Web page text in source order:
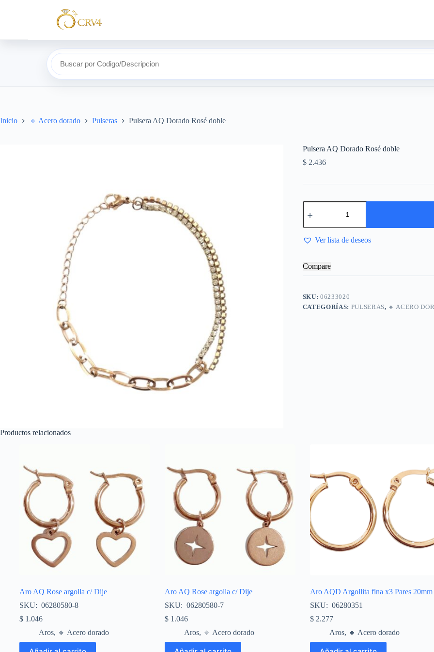
Buscar por Codigo/Descripcion
Inicio 🔸​ Acero dorado Pulseras Pulsera AQ Dorado Rosé doble
Pulsera AQ Dorado Rosé doble
$2.436
Ver lista de deseos
Compare
SKU:06233020
CATEGORÍAS: PULSERAS, 🔸​ ACERO
Productos relacionados
Aro AQ Rose argolla c/ Dije
SKU: 06280580-8
$ 1.046
Aros, 🔸​ Acero dorado
Aro AQ Rose argolla c/ Dije
SKU: 06280580-7
$1.046
Aros, 🔸​ Acero dorado
Aro AQD Argollita fina x3 Pares 20mm
SKU: 06280351
$2.277
Aros, 🔸​ Acero dorado